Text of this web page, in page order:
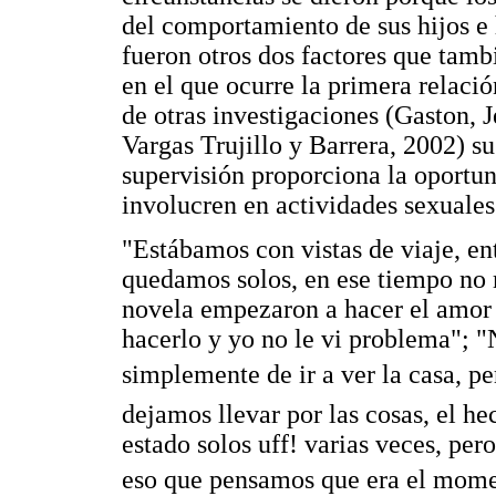
del comportamiento de sus hijos
fueron otros dos factores que
en el que ocurre la primera
de otras investigaciones (Gaston,
Vargas Trujillo y Barrera, 2002)
supervisión proporciona la
involucren en actividades
"Estábamos con vistas de viaje,
quedamos solos, en ese tiempo
novela empezaron a hacer el
hacerlo y yo no le vi problema";
simplemente de ir a ver la casa,
dejamos llevar por las cosas, el
estado solos uff! varias veces,
eso que pensamos que era el